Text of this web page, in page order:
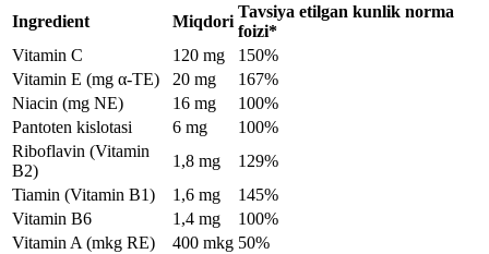
Ingredient
Miqdori
Tavsiya etilgan kunlik norma
foizi*
Vitamin C
120 mg
150%
Vitamin E (mg α-TE)
20 mg
167%
Niacin (mg NE)
16 mg
100%
Pantoten kislotasi
6 mg
100%
Riboflavin (Vitamin
B2)
1,8 mg
129%
Tiamin (Vitamin B1)
1,6 mg
145%
Vitamin B6
1,4 mg
100%
Vitamin A (mkg RE)
400 mkg 50%